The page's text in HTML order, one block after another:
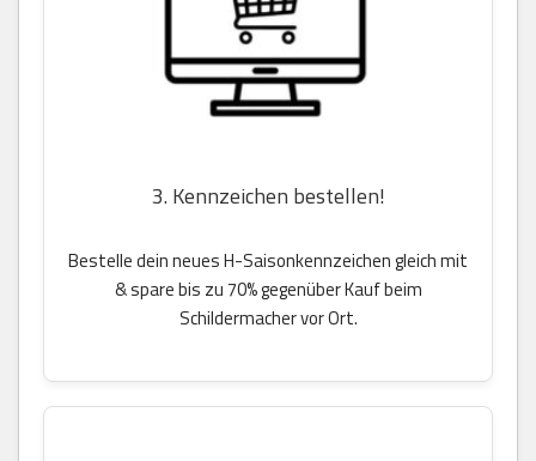
3. Kennzeichen bestellen!
Bestelle dein neues H-Saisonkennzeichen gleich mit
& spare bis zu 70% gegenüber Kauf beim
Schildermacher vor Ort.